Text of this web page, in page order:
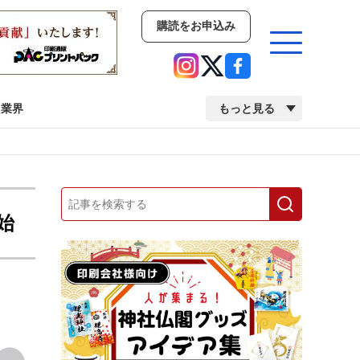
購読をお申込み
業界 もっと見る
イベント
業界 市場・統計 人事・移転・異動・訃報
2022 見える化・MIS特集 2022 検査・校正特集